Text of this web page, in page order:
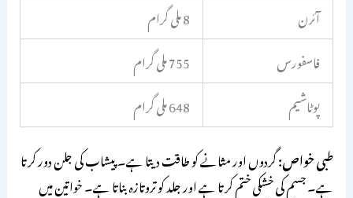
آئرن
8 ملی گرام
فاسفورس
755 ملی گرام
پوٹاشیم
648 ملی گرام
طبی خواص:گردوں اور مثانے کو طاقت دیتا ہے۔ پیشاب کی جلن دور کرتا
ہے۔ جسم کی خشکی ختم کرتا ہے اور جلد کو تروتازہ بناتا ہے۔ خواتین میں